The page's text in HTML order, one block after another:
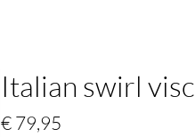
Italian swirl
€ 79,95